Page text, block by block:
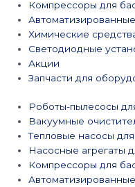
Компрессоры для
Химические
Светодиодные
Акции
Запчасти для
Роботы-пылесосы
Вакуумные
Тепловые насосы
Насосные агрегаты
Компрессоры для